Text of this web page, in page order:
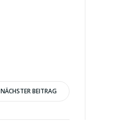
NÄCHSTER BEITRAG